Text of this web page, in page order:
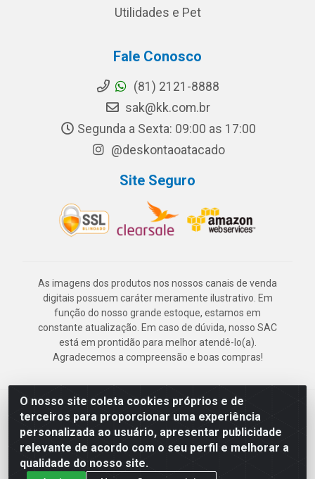
O nosso site coleta cookies próprios e de
terceiros para proporcionar uma experiência
personalizada ao usuário, apresentar publicidade
relevante de acordo com o seu perfil e melhorar a
qualidade do nosso site.
Utilidades e Pet
Fale Conosco
(81) 2121-8888
sak@kk.com.br
Segunda a Sexta: 09:00 as 17:00
@deskontaoatacado
Site Seguro
As imagens dos produtos nos nossos canais de venda
digitais possuem caráter meramente ilustrativo. Em
função do nosso grande estoque, estamos em
constante atualização. Em caso de dúvida, nosso SAC
está em prontidão para melhor atendê-lo(a).
Agradecemos a compreensão e boas compras!
Deskontão Atacado - Av. Marechal Mascarenhas de Morais, 2471 -
Imbiribeira - Recife/PE - CEP 51.150-001 - CNPJ 24.150.377/0003-
57